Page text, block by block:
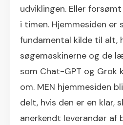
udviklingen. Eller
i timen. Hjemmesiden er
fundamental kilde til alt,
søgemaskinerne og de
som Chat-GPT og Grok
om. MEN hjemmesiden
delt, hvis den er en klar,
anerkendt leverandør af